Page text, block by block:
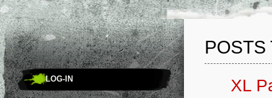
LOG-IN
POSTS
XL